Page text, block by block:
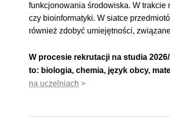
funkcjonowania środowiska. W trakcie
czy bioinformatyki. W siatce
również zdobyć umiejętności,
W procesie rekrutacji na studia
to: biologia, chemia, język obcy,
na uczelniach >